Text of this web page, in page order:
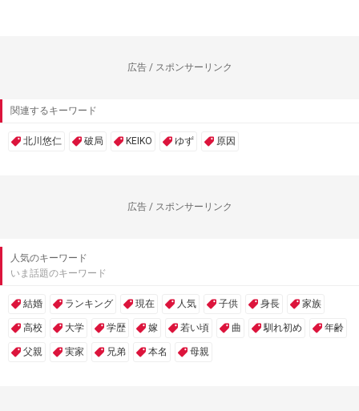
広告 / スポンサーリンク
関連するキーワード
北川悠仁 破局 KEIKO ゆず 原因
広告 / スポンサーリンク
人気のキーワード
いま話題のキーワード
結婚 ランキング 現在 人気 子供 身長 家族
高校 大学 学歴 嫁 若い頃 曲 馴れ初め 年齢
父親 実家 兄弟 本名 母親